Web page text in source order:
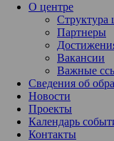
О центре
Структура
Партнеры
Вакансии
Важные
Сведения об
Новости
Проекты
Календарь
Контакты